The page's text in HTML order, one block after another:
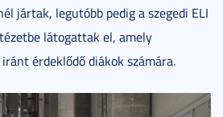
jártak, legutóbb pedig a szegedi ELI
látogattak el, amely
érdeklődő diákok számára.